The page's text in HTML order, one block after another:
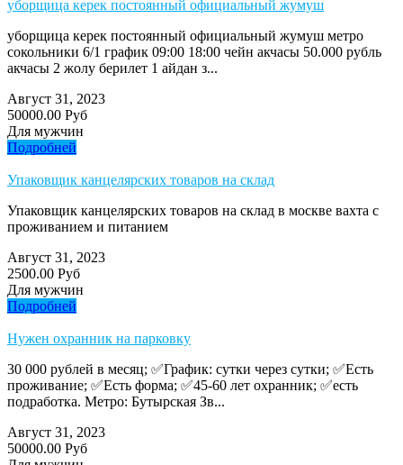
уборщица керек постоянный официальный жумуш
уборщица керек постоянный официальный жумуш метро
сокольники 6/1 график 09:00 18:00 чейн акчасы 50.000 рубль
акчасы 2 жолу берилет 1 айдан з...
Август 31, 2023
50000.00 Руб
Для мужчин
Подробней
Упаковщик канцелярских товаров на склад
Упаковщик канцелярских товаров на склад в москве вахта с
проживанием и питанием
Август 31, 2023
2500.00 Руб
Для мужчин
Подробней
Нужен охранник на парковку
30 000 рублей в месяц; ✅График: сутки через сутки; ✅Есть
проживание; ✅Есть форма; ✅45-60 лет охранник; ✅есть
подработка. Метро: Бутырская Зв...
Август 31, 2023
50000.00 Руб